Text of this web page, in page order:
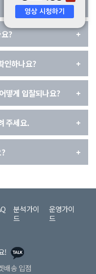
영상 시청하기
?
인하나요?
떻게 입찰되나요?
주세요.
분석가이
드
운영가이
드
!
배송 입점